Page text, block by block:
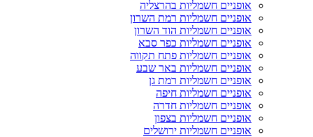
אופניים חשמליות בהרצליה
אופניים חשמליות רמת השרון
אופניים חשמליות הוד השרון
אופניים חשמליות כפר סבא
אופניים חשמליות פתח תקווה
אופניים חשמליות באר שבע
אופניים חשמליות רמת גן
אופניים חשמליות חיפה
אופניים חשמליות חדרה
אופניים חשמליות בצפון
אופניים חשמליות ירושלים